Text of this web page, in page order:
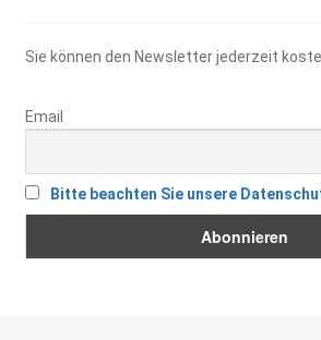
Sie können den Newsletter jederzeit
Email
Bitte beachten Sie unsere